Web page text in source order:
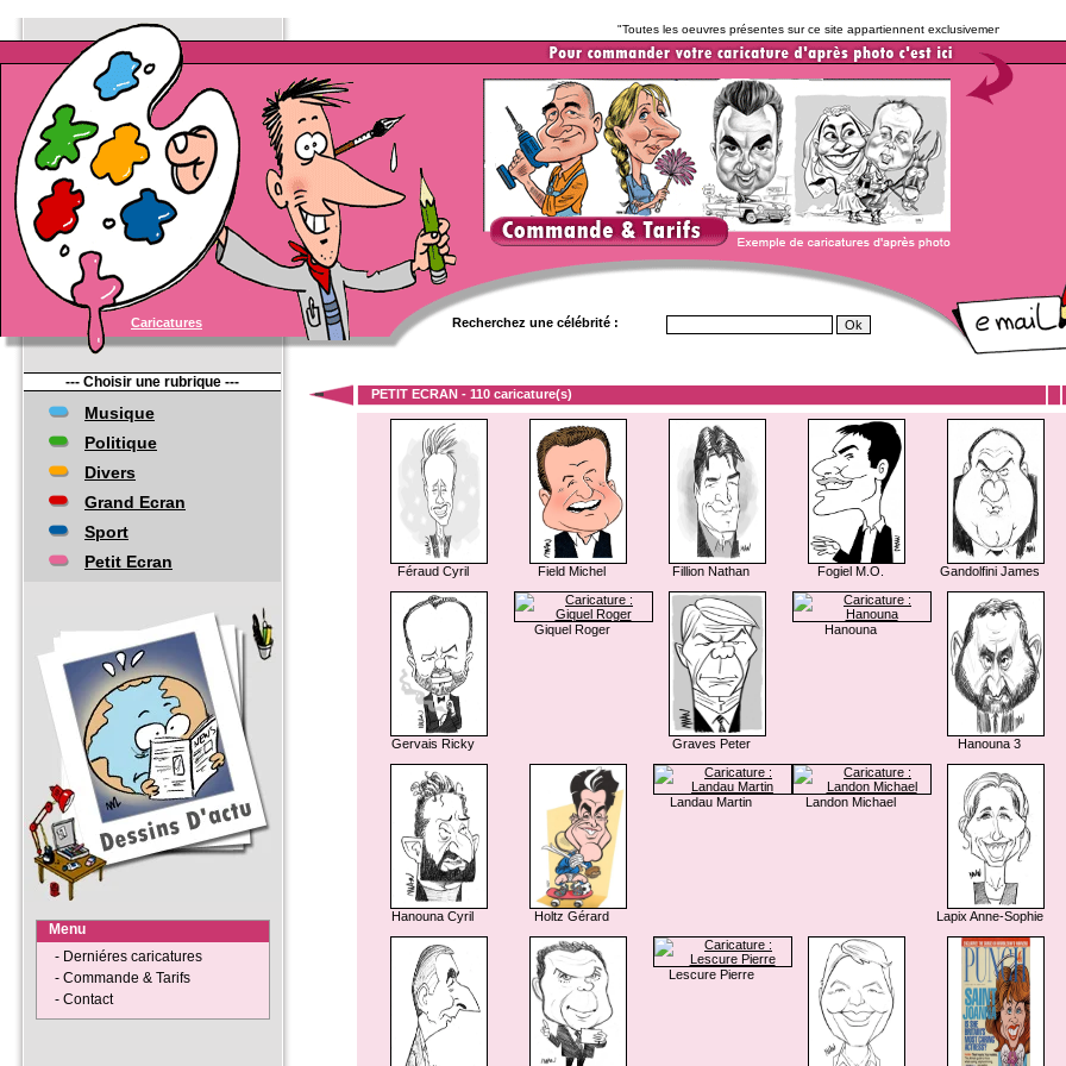
Caricatures
"Toutes les oeuvres présentes sur ce site appartiennent exclusivement à l'auteur (
Recherchez une célébrité :
--- Choisir une rubrique ---
Musique
Politique
Divers
Grand Ecran
Sport
Petit Ecran
Menu
- Derniéres caricatures
- Commande & Tarifs
- Contact
PETIT ECRAN - 110 caricature(s)
Féraud Cyril Field Michel Fillion Nathan Fogiel M.O. Gandolfini James
Gervais Ricky
Giquel Roger
Graves Peter
Hanouna
Hanouna 3
Hanouna Cyril Holtz Gérard
Landau Martin Landon Michael
Lapix Anne-Sophie
Lescure Pierre